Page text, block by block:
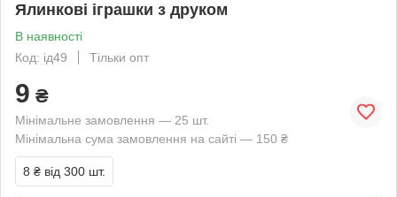
Ялинкові іграшки з друком
В наявності
Код: ід49
Тільки опт
9 ₴
Мінімальне замовлення — 25 шт.
Мінімальна сума замовлення на сайті — 150 ₴
8 ₴ від 300 шт.